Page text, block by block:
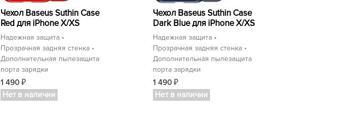
Чехол Baseus Suthin Case
Red для iPhone X/XS
Надежная защита •
Прозрачная задняя стенка •
Дополнительная пылезащита
порта зарядки
1 490 ₽
Нет в наличии
Чехол Baseus Suthin Case
Dark Blue для iPhone X/XS
Надежная защита •
Прозрачная задняя стенка •
Дополнительная пылезащита
порта зарядки
1 490 ₽
Нет в наличии